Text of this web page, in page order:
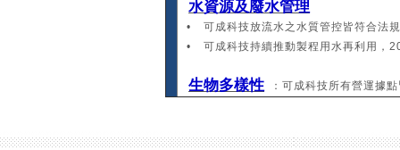
水資源及廢水管理
•
可成科技放流水之水質管控皆符合法
•
可成科技持續推動製程用水再利用，
生物多樣性 ：可成科技所有營運據